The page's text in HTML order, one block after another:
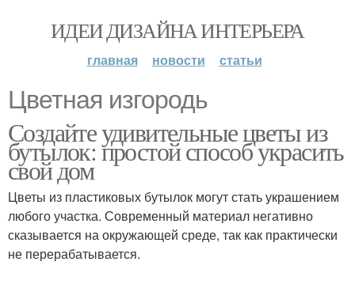
ИДЕИ ДИЗАЙНА ИНТЕРЬЕРА
главная новости статьи
Цветная изгородь
Создайте удивительные цветы из
бутылок: простой способ украсить
свой дом
Цветы из пластиковых бутылок могут стать украшением
любого участка. Современный материал негативно
сказывается на окружающей среде, так как практически
не перерабатывается.